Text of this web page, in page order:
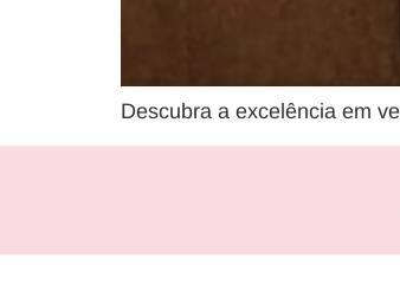
Descubra a excelência em